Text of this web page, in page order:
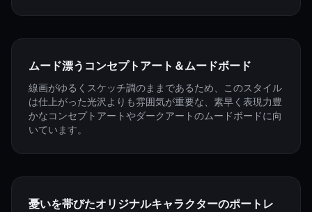
ムード漂うコンセプトアート＆ムードボード
線画がゆるくスケッチ調のままであるため、このスタイル
は仕上がった光沢よりも雰囲気が重要な、素早く表現力豊
かなコンセプトアートやダークアートのムードボードに向
いています。
憂いを帯びたオリジナルキャラクターのポートレ